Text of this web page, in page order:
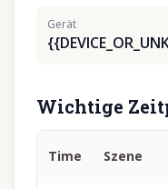
Gerät
Wichtige
Time Szene